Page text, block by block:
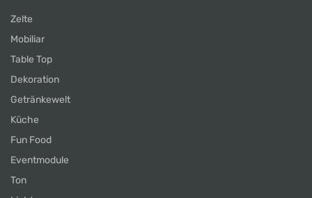
Zelte
Mobiliar
Table Top
Dekoration
Getränkewelt
Küche
Fun Food
Eventmodule
Ton